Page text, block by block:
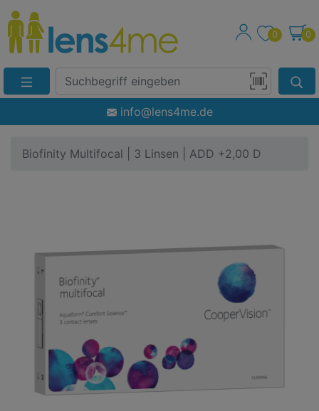
Suche
Eingabefeld
Produktsuche
Scan
0 0
info@lens4me.de
Biofinity Multifocal | 3 Linsen | ADD +2,00 D